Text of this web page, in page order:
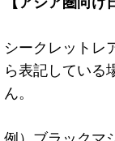
シークレットレ
ら表記している
ん。